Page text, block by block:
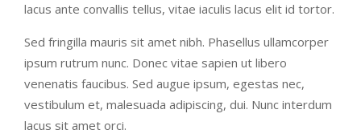
lacus ante convallis tellus, vitae iaculis lacus elit id tortor.
Sed fringilla mauris sit amet nibh. Phasellus ullamcorper
ipsum rutrum nunc. Donec vitae sapien ut libero
venenatis faucibus. Sed augue ipsum, egestas nec,
vestibulum et, malesuada adipiscing, dui. Nunc interdum
lacus sit amet orci.